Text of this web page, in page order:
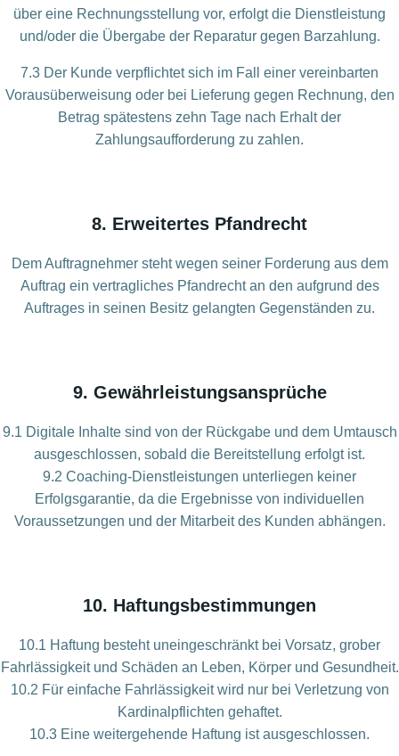
über eine Rechnungsstellung vor, erfolgt die Dienstleistung
und/oder die Übergabe der Reparatur gegen Barzahlung.
7.3 Der Kunde verpflichtet sich im Fall einer vereinbarten
Vorausüberweisung oder bei Lieferung gegen Rechnung, den
Betrag spätestens zehn Tage nach Erhalt der
Zahlungsaufforderung zu zahlen.
8. Erweitertes Pfandrecht
Dem Auftragnehmer steht wegen seiner Forderung aus dem
Auftrag ein vertragliches Pfandrecht an den aufgrund des
Auftrages in seinen Besitz gelangten Gegenständen zu.
9. Gewährleistungsansprüche
9.1 Digitale Inhalte sind von der Rückgabe und dem Umtausch
ausgeschlossen, sobald die Bereitstellung erfolgt ist.
9.2 Coaching-Dienstleistungen unterliegen keiner
Erfolgsgarantie, da die Ergebnisse von individuellen
Voraussetzungen und der Mitarbeit des Kunden abhängen.
10. Haftungsbestimmungen
10.1 Haftung besteht uneingeschränkt bei Vorsatz, grober
Fahrlässigkeit und Schäden an Leben, Körper und Gesundheit.
10.2 Für einfache Fahrlässigkeit wird nur bei Verletzung von
Kardinalpflichten gehaftet.
10.3 Eine weitergehende Haftung ist ausgeschlossen.